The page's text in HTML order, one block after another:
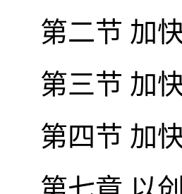
第二节 加
第三节 加
第四节 加